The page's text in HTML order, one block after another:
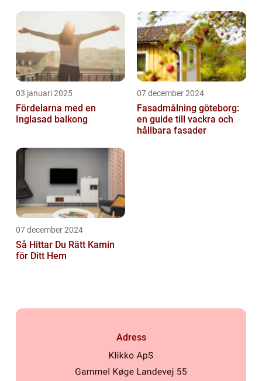
03 januari 2025
Fördelarna med en
Inglasad balkong
07 december 2024
Fasadmålning göteborg:
en guide till vackra och
hållbara fasader
07 december 2024
Så Hittar Du Rätt Kamin
för Ditt Hem
Adress